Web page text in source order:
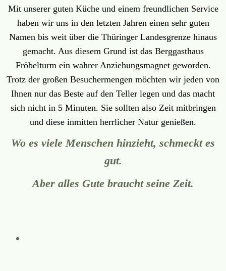
Mit unserer guten Küche und einem freundlichen Service
haben wir uns in den letzten Jahren einen sehr guten
Namen bis weit über die Thüringer Landesgrenze hinaus
gemacht. Aus diesem Grund ist das Berggasthaus
Fröbelturm ein wahrer Anziehungsmagnet geworden.
Trotz der großen Besuchermengen möchten wir jeden von
Ihnen nur das Beste auf den Teller legen und das macht
sich nicht in 5 Minuten. Sie sollten also Zeit mitbringen
und diese inmitten herrlicher Natur genießen.
Wo es viele Menschen hinzieht, schmeckt es
gut.
Aber alles Gute braucht seine Zeit.